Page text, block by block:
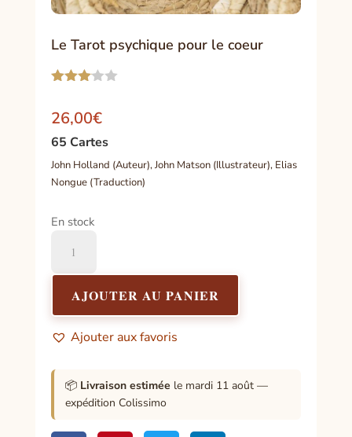
Le Tarot psychique pour le coeur
sur 5
sur
client
26,00€
65 Cartes
John Holland (Auteur),John Matson (Illustrateur), Elias
Nongue (Traduction)
En stock
Le
Tarot
psychique
pour
le
AJOUTER AU PANIER
Ajouter aux favoris
📦 Livraison estimée le mardi 11 août —
expédition Colissimo